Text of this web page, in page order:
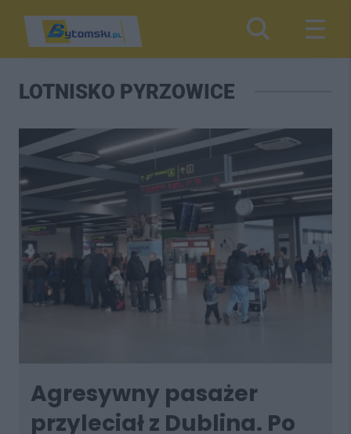
LOTNISKO PYRZOWICE
Agresywny pasażer
przyleciał z Dublina. Po